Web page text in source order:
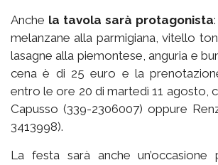
Anche la tavola sarà protagonista
melanzane alla parmigiana, vitello
lasagne alla piemontese, anguria e
cena è di 25 euro e la
entro le ore 20 di martedì 11 agosto,
Capusso (339-2306007) oppure
3413998).
La festa sarà anche un’occasione